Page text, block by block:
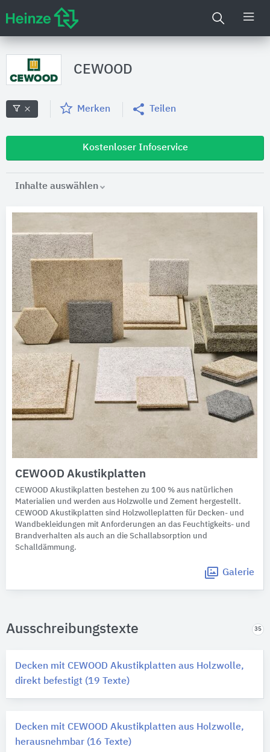
CEWOOD
Merken Teilen
Kostenloser Infoservice
Inhalte auswählen
CEWOOD Akustikplatten
CEWOOD Akustikplatten bestehen zu 100 % aus natürlichen
Materialien und werden aus Holzwolle und Zement hergestellt.
CEWOOD Akustikplatten sind Holzwolleplatten für Decken- und
Wandbekleidungen mit Anforderungen an das Feuchtigkeits- und
Brandverhalten als auch an die Schallabsorption und
Schalldämmung.
Galerie
Ausschreibungstexte 35
Decken mit CEWOOD Akustikplatten aus Holzwolle,
direkt befestigt (19 Texte)
Decken mit CEWOOD Akustikplatten aus Holzwolle,
herausnehmbar (16 Texte)